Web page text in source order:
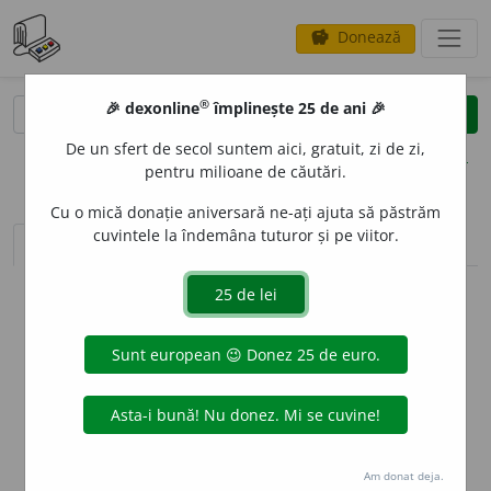
savings Donează
clear
opțiuni
sinteza definițiilor (1) definiții (1) declinări
info
Aceste definiții sunt compilate de
echipa dexonline. Definițiile
originale se află pe filadefiniții.
preferințe
🎉 dexonline® împlinește 25 de ani 🎉
De un sfert de secol suntem aici, gratuit, zi de zi,
pentru milioane de căutări.
Cu o mică donație aniversară ne-ați ajuta să păstrăm
cuvintele la îndemâna tuturor și pe viitor.
Am donat deja.